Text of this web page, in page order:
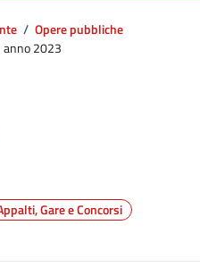
/ Opere pubbliche
anno 2023
Gare e Concorsi